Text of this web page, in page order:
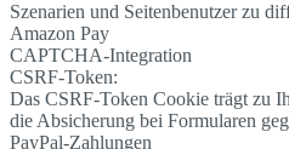
Szenarien und Seitenbenutzer zu
Amazon Pay
CAPTCHA-Integration
CSRF-Token:
Das CSRF-Token Cookie trägt zu
die Absicherung bei Formularen
PayPal-Zahlungen